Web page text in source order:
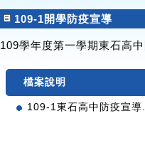
109-1開學防疫宣導
109學年度第一學期東石高
檔案說明
109-1東石高中防疫宣